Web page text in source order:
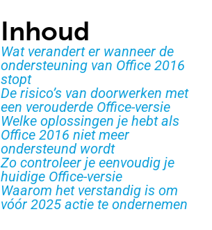
Inhoud
Wat verandert er wanneer de
ondersteuning van Office 2016
stopt
De risico’s van doorwerken met
een verouderde Office-versie
Welke oplossingen je hebt als
Office 2016 niet meer
ondersteund wordt
Zo controleer je eenvoudig je
huidige Office-versie
Waarom het verstandig is om
vóór 2025 actie te ondernemen